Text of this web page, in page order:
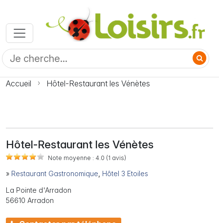
Accueil Hôtel-Restaurant les Vénètes
Hôtel-Restaurant les Vénètes
Note moyenne : 4.0 (1 avis)
» Restaurant Gastronomique Hôtel 3 Etoiles
La Pointe d'Arradon
56610 Arradon